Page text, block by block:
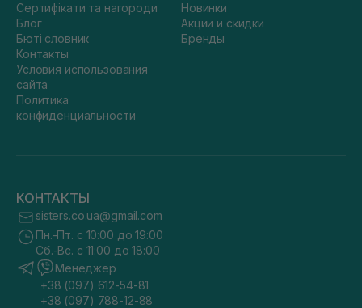
Сертифікати та нагороди
Блог
Бюті словник
Контакты
Условия использования
сайта
Политика
конфиденциальности
Новинки
Акции и скидки
Бренды
КОНТАКТЫ
sisters.co.ua@gmail.com
Пн.-Пт. с 10:00 до 19:00
Сб.-Вс. с 11:00 до 18:00
Менеджер
+38 (097) 612-54-81
+38 (097) 788-12-88